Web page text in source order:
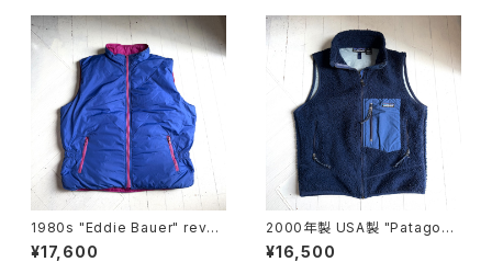
1980s "Eddie Bauer" rever
sible goose down vest
¥17,600
2000年製 USA製 "Patagoni
a" retro-x vest
¥16,500